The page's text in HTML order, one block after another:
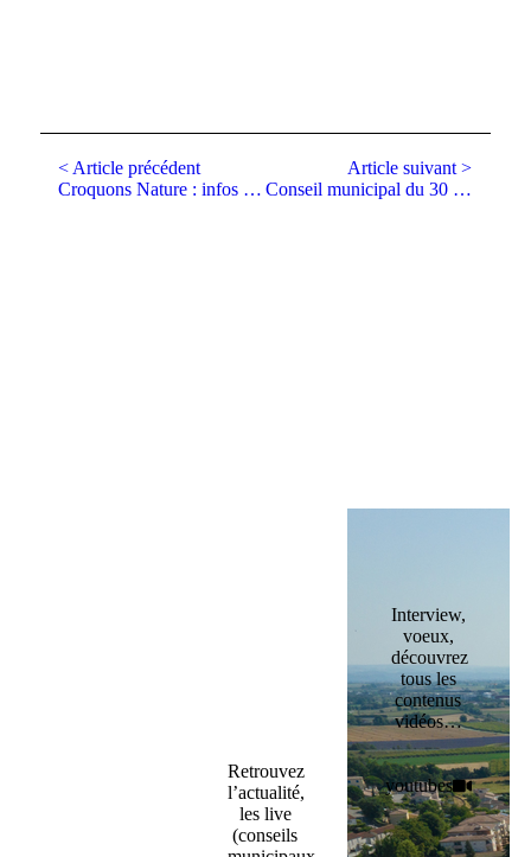
< Article précédent
Croquons Nature : infos pratiques pour dimanche !
Article suivant >
Conseil municipal du 30 mai 2022
Retrouvez
l’actualité,
les live
(conseils
Interview,
voeux,
découvrez
tous les
contenus
vidéos…
youtubes